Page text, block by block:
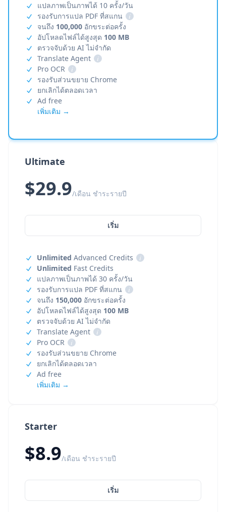
Starter
$8.9/เดือน ชำระรายปี
เริ่ม
แปลภาพเป็นภาพได้ 10 ครั้ง/วัน
รองรับการแปล PDF ที่สแกน
i
จนถึง 100,000 อักขระต่อครั้ง
อัปโหลดไฟล์ได้สูงสุด 100 MB
ตรวจจับด้วย AI ไม่จำกัด
Translate Agent
i
Pro OCR
i
รองรับส่วนขยาย Chrome
ยกเลิกได้ตลอดเวลา
Ad free
เพิ่มเติม →
Ultimate
$29.9/เดือน ชำระรายปี
เริ่ม
Unlimited Advanced Credits
i
Unlimited Fast Credits
แปลภาพเป็นภาพได้ 30 ครั้ง/วัน
รองรับการแปล PDF ที่สแกน
i
จนถึง 150,000 อักขระต่อครั้ง
อัปโหลดไฟล์ได้สูงสุด 100 MB
ตรวจจับด้วย AI ไม่จำกัด
Translate Agent
i
Pro OCR
i
รองรับส่วนขยาย Chrome
ยกเลิกได้ตลอดเวลา
Ad free
เพิ่มเติม →